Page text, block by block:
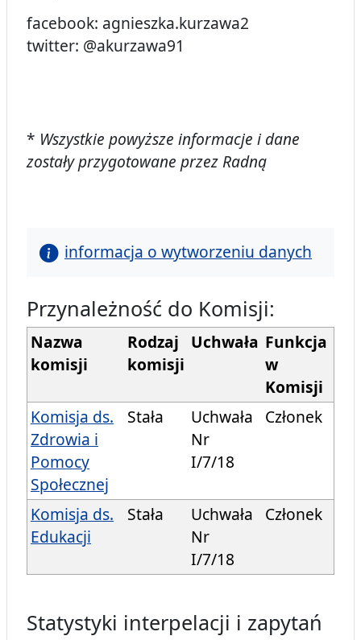
facebook: agnieszka.kurzawa2
twitter: @akurzawa91
* Wszystkie powyższe informacje i dane
zostały przygotowane przez Radną
informacja o wytworzeniu danych
Przynależność do Komisji:
Nazwa
komisji
Rodzaj
komisji
Uchwała Funkcja
w
Komisji
Komisja ds.
Zdrowia i
Pomocy
Społecznej
Stała
Uchwała
Nr
I/7/18
Członek
Komisja ds.
Edukacji
Stała
Uchwała
Nr
I/7/18
Członek
Statystyki interpelacji i zapytań